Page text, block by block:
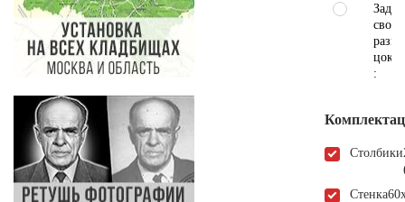
свой
:
Столбики
Стенка